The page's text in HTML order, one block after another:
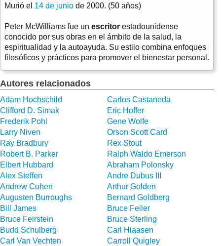
Murió el 14 de junio de 2000. (50 años)
Peter McWilliams fue un escritor estadounidense
conocido por sus obras en el ámbito de la salud, la
espiritualidad y la autoayuda. Su estilo combina enfoques
filosóficos y prácticos para promover el bienestar personal.
Autores relacionados
Adam Hochschild
Carlos Castaneda
Clifford D. Simak
Eric Hoffer
Frederik Pohl
Gene Wolfe
Larry Niven
Orson Scott Card
Ray Bradbury
Rex Stout
Robert B. Parker
Ralph Waldo Emerson
Elbert Hubbard
Abraham Polonsky
Alex Steffen
Andre Dubus III
Andrew Cohen
Arthur Golden
Augusten Burroughs
Bernard Goldberg
Bill James
Bruce Feiler
Bruce Feirstein
Bruce Sterling
Budd Schulberg
Carl Hiaasen
Carl Van Vechten
Carroll Quigley